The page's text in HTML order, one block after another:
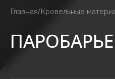
Главная Кровельные